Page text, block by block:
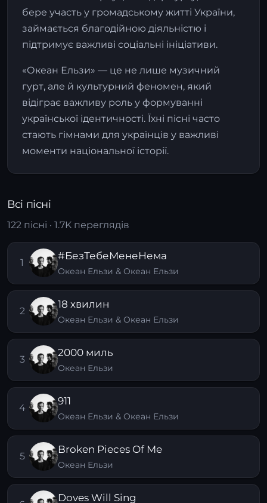
бере участь у громадському житті України,
займається благодійною діяльністю і
підтримує важливі соціальні ініціативи.
«Океан Ельзи» — це не лише музичний
гурт, але й культурний феномен, який
відіграє важливу роль у формуванні
української ідентичності. Їхні пісні часто
стають гімнами для українців у важливі
моменти національної історії.
Всі пісні
122 пісні · 1.7K переглядів
1
#БезТебеМенеНема
Океан Ельзи & Океан Ельзи
2
18 хвилин
Океан Ельзи & Океан Ельзи
3
2000 миль
Океан Ельзи
4
911
Океан Ельзи & Океан Ельзи
5
Broken Pieces Of Me
Океан Ельзи
Doves Will Sing